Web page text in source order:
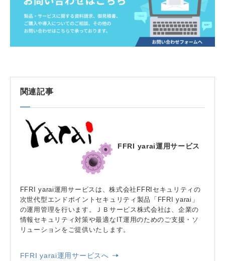
関連記事
FFRI yarai運用サービス
FFRI yarai運用サービスは、株式会社FFRIセキュリティの
次世代型エンドポイントセキュリティ製品「FFRI yarai」
の運用管理を行います。ＪＢサービス株式会社は、企業の
情報セキュリティ対策や最適なIT運用のためのご支援・ソ
リューションをご提供いたします。
FFRI yarai運用サービスへ